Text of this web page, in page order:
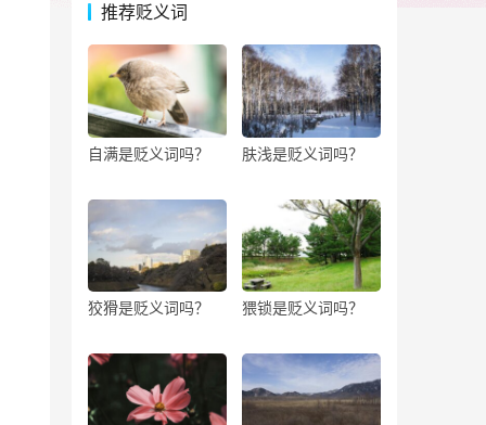
推荐贬义词
自满是贬义词吗？ 肤浅是贬义词吗？
狡猾是贬义词吗？ 猥锁是贬义词吗？